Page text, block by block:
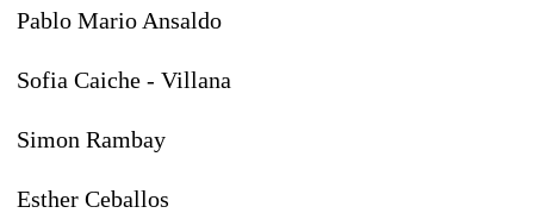
Pablo Mario Ansaldo
Sofia Caiche - Villana
Simon Rambay
Esther Ceballos